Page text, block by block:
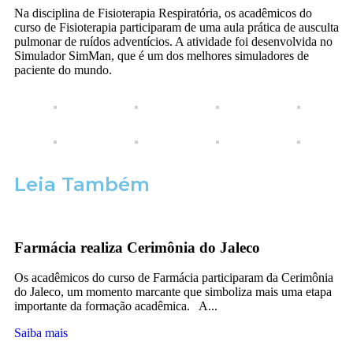
Na disciplina de Fisioterapia Respiratória, os acadêmicos do
curso de Fisioterapia participaram de uma aula prática de ausculta
pulmonar de ruídos adventícios. A atividade foi desenvolvida no
Simulador SimMan, que é um dos melhores simuladores de
paciente do mundo.
Leia Também
Farmácia realiza Cerimônia do Jaleco
Os acadêmicos do curso de Farmácia participaram da Cerimônia
do Jaleco, um momento marcante que simboliza mais uma etapa
importante da formação acadêmica. A...
Saiba mais